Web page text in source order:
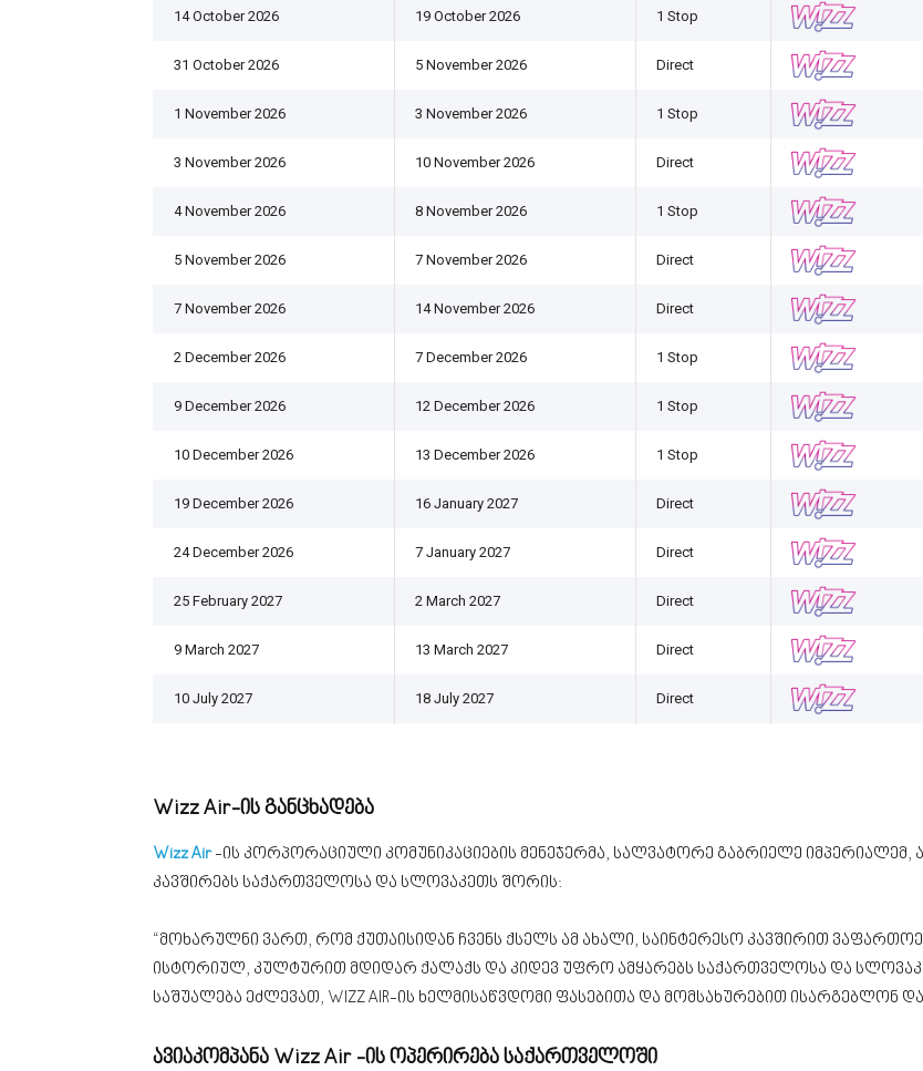
14 October 2026 19 October 2026 1 Stop
31 October 2026 5 November 2026 Direct
1 November 2026 3 November 2026 1 Stop
3 November 2026 10 November 2026 Direct
4 November 2026 8 November 2026 1 Stop
5 November 2026 7 November 2026 Direct
7 November 2026 14 November 2026 Direct
2 December 2026 7 December 2026 1 Stop
9 December 2026 12 December 2026 1 Stop
10 December 2026 13 December 2026 1 Stop
19 December 2026 16 January 2027 Direct
24 December 2026 7 January 2027 Direct
25 February 2027 2 March 2027 Direct
9 March 2027 13 March 2027 Direct
10 July 2027 18 July 2027 Direct
Wizz Air-ის განცხადება
Wizz Air-ის კორპორაციული კომუნიკაციების მენეჯერმა, სალვატორე გაბრიელე იმპერიალემ,
კავშირებს საქართველოსა და სლოვაკეთს შორის:
“მოხარულნი ვართ, რომ ქუთაისიდან ჩვენს ქსელს ამ ახალი, საინტერესო კავშირით
ისტორიულ, კულტურით მდიდარ ქალაქს და კიდევ უფრო ამყარებს საქართველოსა და
საშუალება ეძლევათ, WIZZ AIR-ის ხელმისაწვდომი ფასებითა და მომსახურებით ისარგებლონ
ავიაკომპანა Wizz Air -ის ოპერირება საქართველოში